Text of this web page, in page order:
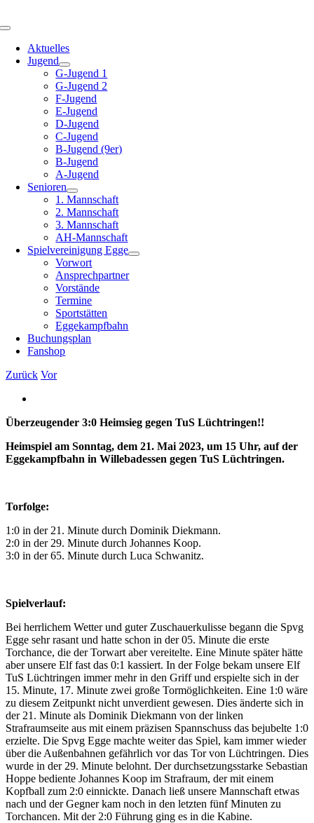
Inhalt
Toggle
NavigationAktuelles
Jugend
G-Jugend 1
G-Jugend 2
F-Jugend
E-Jugend
D-Jugend
C-Jugend
B-Jugend (9er)
B-Jugend
A-Jugend
Senioren
1. Mannschaft
2. Mannschaft
3. Mannschaft
AH-Mannschaft
Spielvereinigung Egge
Vorwort
Ansprechpartner
Vorstände
Termine
Sportstätten
Eggekampfbahn
Buchungsplan
Fanshop
Zurück Vor
Bild
Überzeugender 3:0 Heimsieg gegen TuS Lüchtringen!!
Heimspiel am Sonntag, dem 21. Mai 2023, um 15 Uhr, auf der
Eggekampfbahn in Willebadessen gegen TuS Lüchtringen.
Torfolge:
1:0 in der 21. Minute durch Dominik Diekmann.
2:0 in der 29. Minute durch Johannes Koop.
3:0 in der 65. Minute durch Luca Schwanitz.
Spielverlauf:
Bei herrlichem Wetter und guter Zuschauerkulisse begann die Spvg
Egge sehr rasant und hatte schon in der 05. Minute die erste
Torchance, die der Torwart aber vereitelte. Eine Minute später hätte
aber unsere Elf fast das 0:1 kassiert. In der Folge bekam unsere Elf
TuS Lüchtringen immer mehr in den Griff und erspielte sich in der
15. Minute, 17. Minute zwei große Tormöglichkeiten. Eine 1:0 wäre
zu diesem Zeitpunkt nicht unverdient gewesen. Dies änderte sich in
der 21. Minute als Dominik Diekmann von der linken
Strafraumseite aus mit einem präzisen Spannschuss das bejubelte 1:0
erzielte. Die Spvg Egge machte weiter das Spiel, kam immer wieder
über die Außenbahnen gefährlich vor das Tor von Lüchtringen. Dies
wurde in der 29. Minute belohnt. Der durchsetzungsstarke Sebastian
Hoppe bediente Johannes Koop im Strafraum, der mit einem
Kopfball zum 2:0 einnickte. Danach ließ unsere Mannschaft etwas
nach und der Gegner kam noch in den letzten fünf Minuten zu
Torchancen. Mit der 2:0 Führung ging es in die Kabine.